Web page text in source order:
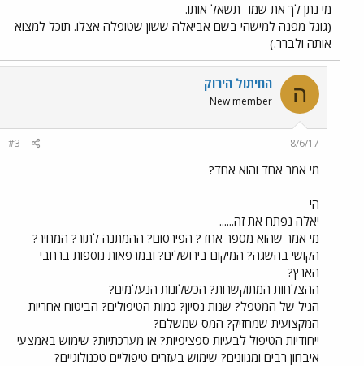
מי נתן לך את שמו- תשאל אותו.
(גוגל מפנה למישהי בשם אביאלה ששון שטופלה אצלו. תוכל למצוא
אותה ולברר.)
ה החיתול הירוק
New member
8/6/17
#3
מי אמר אחד והוא אחד?
הי
יאלה נפתח את זה......
מי אמר שהוא מספר אחד? הפירסום? ההמתנה לתור? המחיר?
הקושי בהשגה? המיקום בירושלים? ובמרפאות נוספות ברחבי
הארץ?
ההצלחות המתוקשרות? הכשלונות הנעלמים?
הגיל של המטפל? שנות נסיון? כמות הטיפולים? הביטוח אחריות
המקצועית שמחזיק? המס שמשלם?
ייחודיות הטיפול לבעיות ספציפיות? או מערכתיות? שימוש באמצעי
איבחון רבים ומגוונים? שימוש בעזרים טיפוליים טכנולוגיים?